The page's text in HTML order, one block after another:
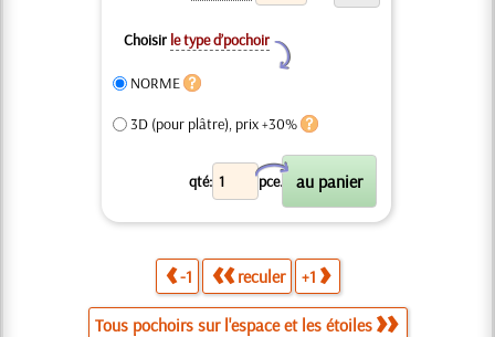
Choisir le type d’pochoir
Y
NORME
3D (pour plâtre), prix +30%
qté: pce.
X
-1 reculer +1
Tous pochoirs sur l'espace et les étoiles